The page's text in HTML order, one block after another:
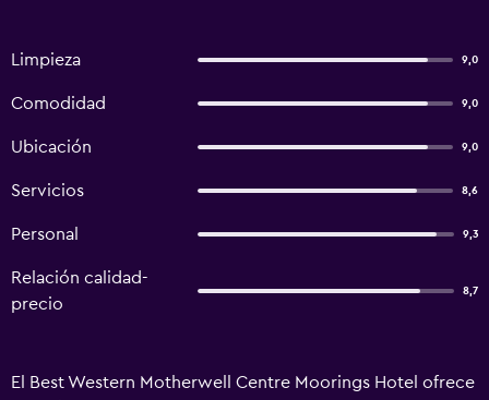
Limpieza 9,0
Comodidad 9,0
Ubicación 9,0
Servicios 8,6
Personal 9,3
Relación calidad-
precio
8,7
El Best Western Motherwell Centre Moorings Hotel ofrece